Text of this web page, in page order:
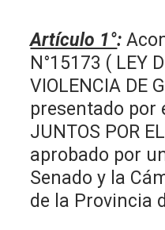
Artículo 1°:
N°15173 ( LEY
VIOLENCIA DE
presentado por
JUNTOS POR
aprobado por
Senado y la
de la Provincia